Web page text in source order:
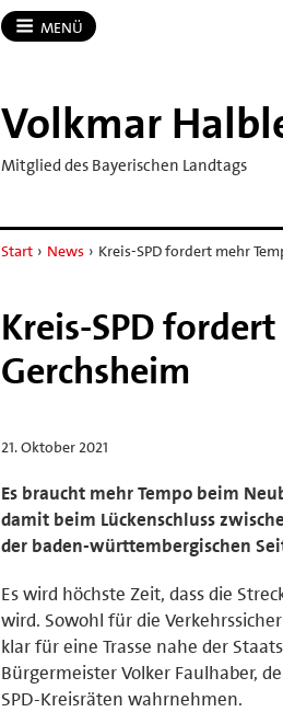
MENÜ
Volkmar
Mitglied des Bayerischen Landtags
Start › News › Kreis-SPD fordert mehr
Kreis-SPD
Gerchsheim
21. Oktober 2021
Es braucht mehr Tempo beim
damit beim Lückenschluss
der baden-württembergischen
Es wird höchste Zeit, dass die
wird. Sowohl für die
klar für eine Trasse nahe der
Bürgermeister Volker Faulhaber,
SPD-Kreisräten wahrnehmen.